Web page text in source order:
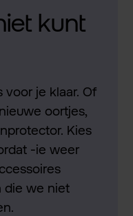
kunt
voor je klaar. Of
oortjes,
Kies
-ie weer
die we niet